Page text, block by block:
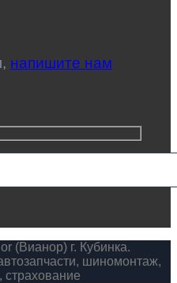
напишите нам
(Вианор) г. Кубинка.
шиномонтаж,
страхование